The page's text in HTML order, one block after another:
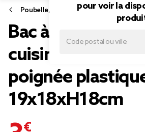
pour voir la
Poubelle, sac poubelle
Bac à compost
cuisine 3L avec
poignée
19x18xH18cm
3,98 €